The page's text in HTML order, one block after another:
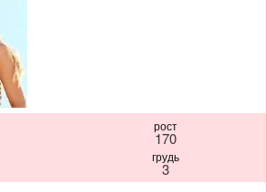
рост
170
грудь
3